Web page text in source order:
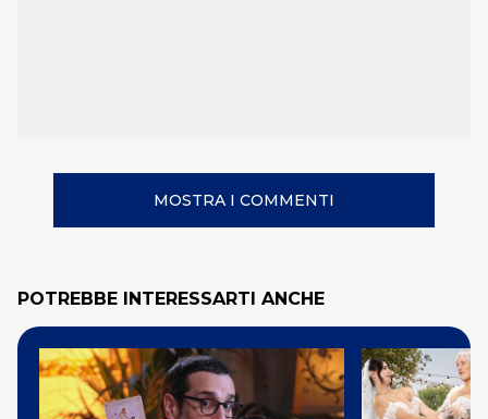
MOSTRA I COMMENTI
POTREBBE INTERESSARTI ANCHE